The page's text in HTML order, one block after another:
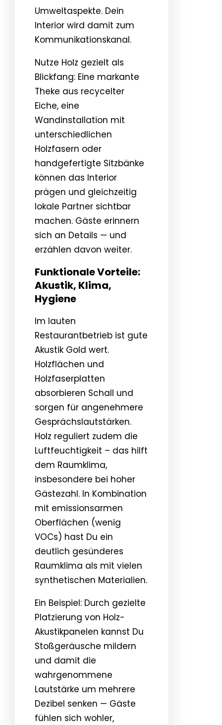
Umweltaspekte. Dein
Interior wird damit zum
Kommunikationskanal.
Nutze Holz gezielt als
Blickfang: Eine markante
Theke aus recycelter
Eiche, eine
Wandinstallation mit
unterschiedlichen
Holzfasern oder
handgefertigte Sitzbänke
können das Interior
prägen und gleichzeitig
lokale Partner sichtbar
machen. Gäste erinnern
sich an Details — und
erzählen davon weiter.
Funktionale Vorteile:
Akustik, Klima,
Hygiene
Im lauten
Restaurantbetrieb ist gute
Akustik Gold wert.
Holzflächen und
Holzfaserplatten
absorbieren Schall und
sorgen für angenehmere
Gesprächslautstärken.
Holz reguliert zudem die
Luftfeuchtigkeit – das hilft
dem Raumklima,
insbesondere bei hoher
Gästezahl. In Kombination
mit emissionsarmen
Oberflächen (wenig
VOCs) hast Du ein
deutlich gesünderes
Raumklima als mit vielen
synthetischen Materialien.
Ein Beispiel: Durch gezielte
Platzierung von Holz-
Akustikpanelen kannst Du
Stoßgeräusche mildern
und damit die
wahrgenommene
Lautstärke um mehrere
Dezibel senken — Gäste
fühlen sich wohler,